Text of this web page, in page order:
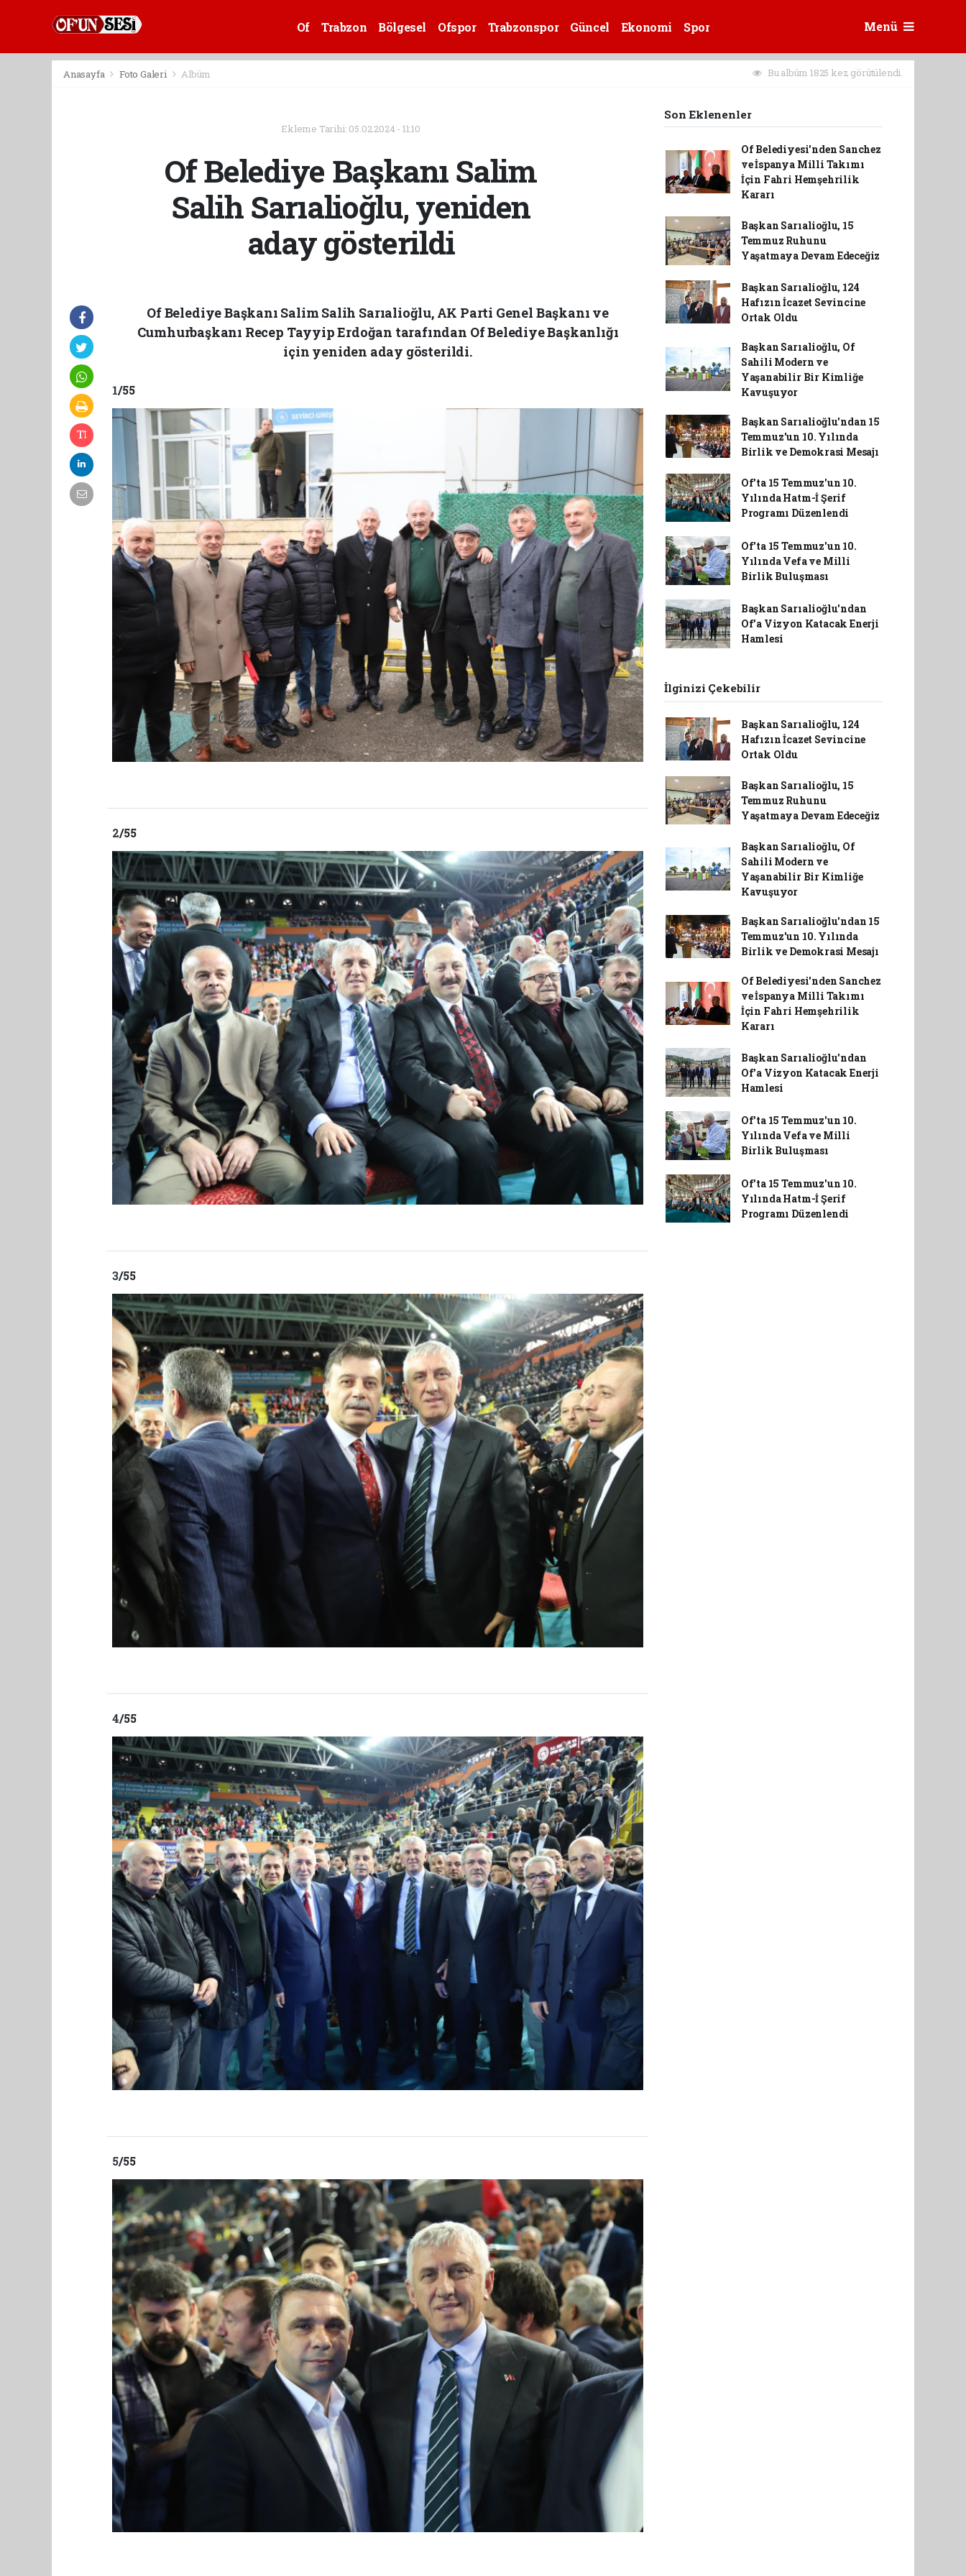
Of Trabzon Bölgesel Ofspor Trabzonspor Güncel Ekonomi Spor Menü
Anasayfa Foto Galeri Albüm Bu albüm 1825 kez görütülendi.
Ekleme Tarihi: 05.02.2024 - 11:10
Of Belediye Başkanı Salim
Salih Sarıalioğlu, yeniden
aday gösterildi
Of Belediye Başkanı Salim Salih Sarıalioğlu, AK Parti Genel Başkanı ve
Cumhurbaşkanı Recep Tayyip Erdoğan tarafından Of Belediye Başkanlığı
için yeniden aday gösterildi.
1/55
2/55
3/55
4/55
5/55
Son Eklenenler
Of Belediyesi'nden Sanchez
ve İspanya Milli Takımı
İçin Fahri Hemşehrilik
Kararı
Başkan Sarıalioğlu, 15
Temmuz Ruhunu
Yaşatmaya Devam Edeceğiz
Başkan Sarıalioğlu, 124
Hafızın İcazet Sevincine
Ortak Oldu
Başkan Sarıalioğlu, Of
Sahili Modern ve
Yaşanabilir Bir Kimliğe
Kavuşuyor
Başkan Sarıalioğlu'ndan 15
Temmuz'un 10. Yılında
Birlik ve Demokrasi Mesajı
Of'ta 15 Temmuz'un 10.
Yılında Hatm-İ Şerif
Programı Düzenlendi
Of'ta 15 Temmuz'un 10.
Yılında Vefa ve Milli
Birlik Buluşması
Başkan Sarıalioğlu'ndan
Of'a Vizyon Katacak Enerji
Hamlesi
İlginizi Çekebilir
Başkan Sarıalioğlu, 124
Hafızın İcazet Sevincine
Ortak Oldu
Başkan Sarıalioğlu, 15
Temmuz Ruhunu
Yaşatmaya Devam Edeceğiz
Başkan Sarıalioğlu, Of
Sahili Modern ve
Yaşanabilir Bir Kimliğe
Kavuşuyor
Başkan Sarıalioğlu'ndan 15
Temmuz'un 10. Yılında
Birlik ve Demokrasi Mesajı
Of Belediyesi'nden Sanchez
ve İspanya Milli Takımı
İçin Fahri Hemşehrilik
Kararı
Başkan Sarıalioğlu'ndan
Of'a Vizyon Katacak Enerji
Hamlesi
Of'ta 15 Temmuz'un 10.
Yılında Vefa ve Milli
Birlik Buluşması
Of'ta 15 Temmuz'un 10.
Yılında Hatm-İ Şerif
Programı Düzenlendi